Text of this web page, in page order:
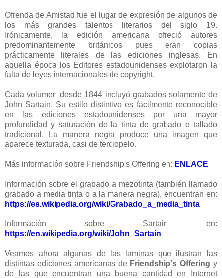
Ofrenda de Amistad fue el lugar de expresión de algunos de
los más grandes talentos literarios del siglo 19.
Irónicamente, la edición americana ofreció autores
predominantemente británicos pues eran copias
prácticamente literales de las ediciones inglesas. En
aquella época los Editores estadounidenses explotaron la
falta de leyes internacionales de copyright.
Cada volumen desde 1844 incluyó grabados solamente de
John Sartain. Su estilo distintivo es fácilmente reconocible
en las ediciones estadounidenses por una mayor
profundidad y saturación de la tinta de grabado o tallado
tradicional. La manera negra produce una imagen que
aparece texturada, casi de terciopelo.
Más información sobre Friendship's Offering en: ENLACE
Información sobre el grabado a mezotinta (también llamado
grabado a media tinta o a la manera negra), encuentran en:
https://es.wikipedia.org/wiki/Grabado_a_media_tinta
Información sobre Sartain en:
https://en.wikipedia.org/wiki/John_Sartain
Veamos ahora algunas de las laminas que ilustran las
distintas ediciones americanas de Friendship's Offeringy
de las que encuentran una buena cantidad en Internet